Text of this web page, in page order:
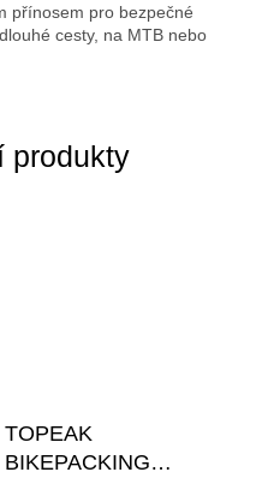
produkty
TOPEAK
BIKEPACKING
přínosem pro bezpečné
cesty, na MTB nebo